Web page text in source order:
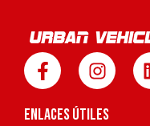
ENLACES ÚTILES